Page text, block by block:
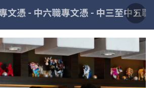
文憑 - 中六職專文憑 - 中三至中五職